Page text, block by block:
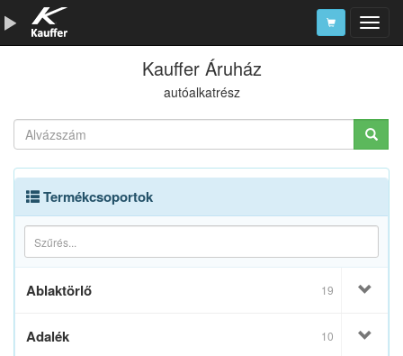
Szerszámkatalógus
Alkatrészek
Kauffer Áruház
autóalkatrész
Termékcsoportok
Ablaktörlő 19
Adalék 10